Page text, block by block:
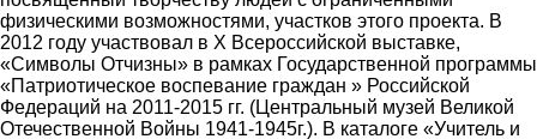
физическими возможностями, участков этого проекта. В
2012 году участвовал в Х Всероссийской выставке,
«Символы Отчизны» в рамках Государственной программы
«Патриотическое воспевание граждан » Российской
Федераций на 2011-2015 гг. (Центральный музей Великой
Отечественной Войны 1941-1945г.). В каталоге «Учитель и